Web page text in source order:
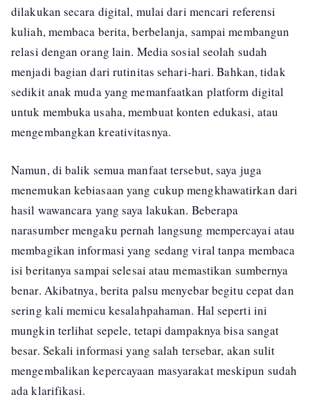
dilakukan secara digital, mulai dari mencari referensi
kuliah, membaca berita, berbelanja, sampai membangun
relasi dengan orang lain. Media sosial seolah sudah
menjadi bagian dari rutinitas sehari-hari. Bahkan, tidak
sedikit anak muda yang memanfaatkan platform digital
untuk membuka usaha, membuat konten edukasi, atau
mengembangkan kreativitasnya.
Namun, di balik semua manfaat tersebut, saya juga
menemukan kebiasaan yang cukup mengkhawatirkan dari
hasil wawancara yang saya lakukan. Beberapa
narasumber mengaku pernah langsung mempercayai atau
membagikan informasi yang sedang viral tanpa membaca
isi beritanya sampai selesai atau memastikan sumbernya
benar. Akibatnya, berita palsu menyebar begitu cepat dan
sering kali memicu kesalahpahaman. Hal seperti ini
mungkin terlihat sepele, tetapi dampaknya bisa sangat
besar. Sekali informasi yang salah tersebar, akan sulit
mengembalikan kepercayaan masyarakat meskipun sudah
ada klarifikasi.